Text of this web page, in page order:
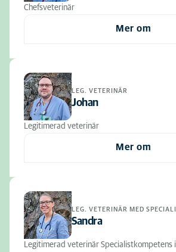
Chefsveterinär
Mer om
LEG. VETERINÄR
Johan
Legitimerad veterinär
Mer om
LEG. VETERINÄR MED
Sandra
Legitimerad veterinär Specialistkompetens